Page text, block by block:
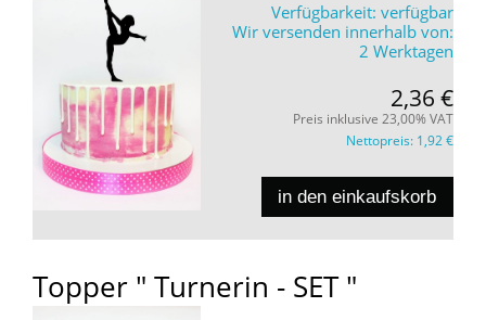
Verfügbarkeit: verfügbar
Wir versenden innerhalb von:
2 Werktagen
2,36 €
Preis inklusive 23,00% VAT
Nettopreis: 1,92 €
in den einkaufskorb
Topper " Turnerin - SET "